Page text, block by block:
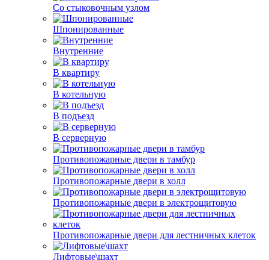
Со стыковочным узлом
Шпонированные
Внутренние
В квартиру
В котельную
В подъезд
В серверную
Противопожарные двери в тамбур
Противопожарные двери в холл
Противопожарные двери в электрощитовую
Противопожарные двери для лестничных клеток
Лифтовые\шахт